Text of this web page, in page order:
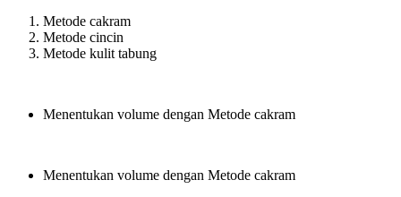
Metode cakram
Metode cincin
Metode kulit tabung
Menentukan volume dengan Metode cakram
Menentukan volume dengan Metode cakram